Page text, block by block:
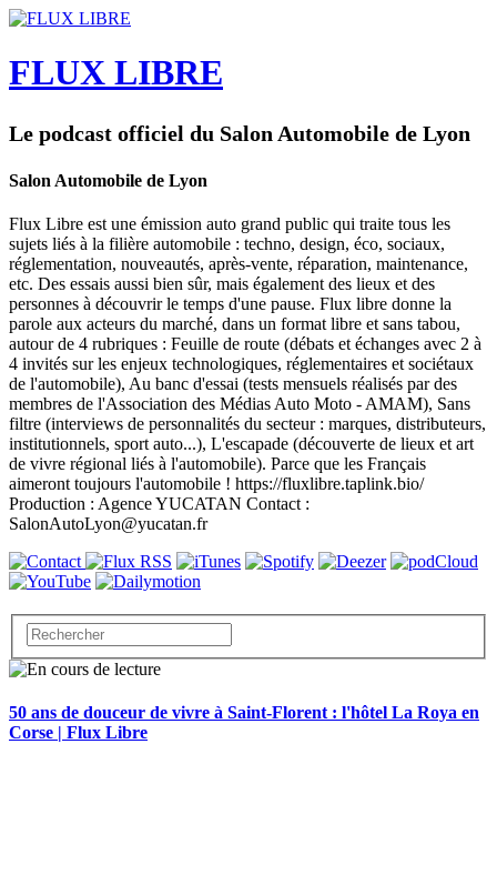
FLUX LIBRE
Le podcast officiel du Salon Automobile de Lyon
Salon Automobile de Lyon
Flux Libre est une émission auto grand public qui traite tous les
sujets liés à la filière automobile : techno, design, éco, sociaux,
réglementation, nouveautés, après-vente, réparation, maintenance,
etc. Des essais aussi bien sûr, mais également des lieux et des
personnes à découvrir le temps d'une pause. Flux libre donne la
parole aux acteurs du marché, dans un format libre et sans tabou,
autour de 4 rubriques : Feuille de route (débats et échanges avec 2 à
4 invités sur les enjeux technologiques, réglementaires et sociétaux
de l'automobile), Au banc d'essai (tests mensuels réalisés par des
membres de l'Association des Médias Auto Moto - AMAM), Sans
filtre (interviews de personnalités du secteur : marques, distributeurs,
institutionnels, sport auto...), L'escapade (découverte de lieux et art
de vivre régional liés à l'automobile). Parce que les Français
aimeront toujours l'automobile ! https://fluxlibre.taplink.bio/
Production : Agence YUCATAN Contact :
SalonAutoLyon@yucatan.fr
50 ans de douceur de vivre à Saint-Florent : l'hôtel La Roya en
Corse | Flux Libre